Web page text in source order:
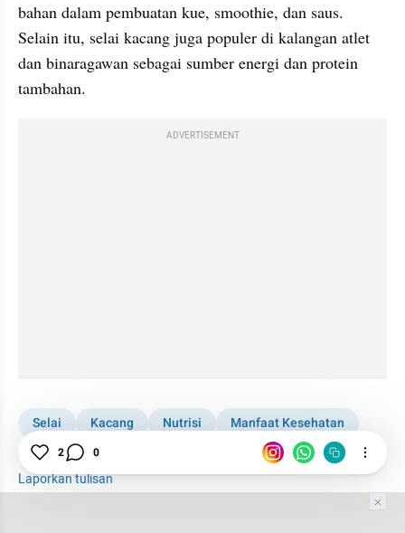
bahan dalam pembuatan kue, smoothie, dan saus.
Selain itu, selai kacang juga populer di kalangan atlet
dan binaragawan sebagai sumber energi dan protein
tambahan.
ADVERTISEMENT
Selai Kacang Nutrisi
Manfaat Kesehatan
Makanan
Laporkan tulisan
2 0